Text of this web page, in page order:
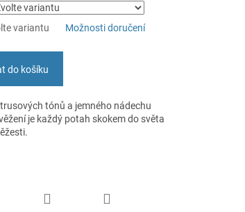
variantu Možnosti doručení
do košíku
tónů a jemného nádechu
je každý potah skokem do světa